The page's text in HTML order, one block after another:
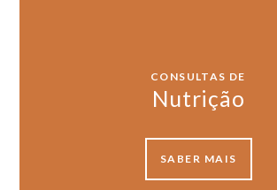
CONSULTAS DE
Nutrição
SABER MAIS